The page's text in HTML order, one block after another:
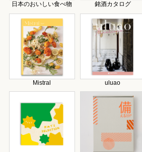
日本のおいしい食べ物 銘酒カタログ
Mistral uluao